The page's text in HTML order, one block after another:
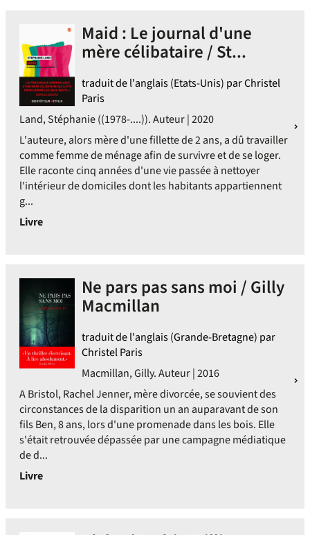
Maid : Le journal d'une
mère célibataire / St...
traduit de l'anglais (Etats-Unis) par Christel
Paris
Land, Stéphanie ((1978-....)). Auteur | 2020
L'auteure, alors mère d'une fillette de 2 ans, a dû travailler
comme femme de ménage afin de survivre et de se loger.
Elle raconte cinq années d'une vie passée à nettoyer
l'intérieur de domiciles dont les habitants appartiennent
g...
Livre
Ne pars pas sans moi / Gilly
Macmillan
traduit de l'anglais (Grande-Bretagne) par
Christel Paris
Macmillan, Gilly. Auteur | 2016
A Bristol, Rachel Jenner, mère divorcée, se souvient des
circonstances de la disparition un an auparavant de son
fils Ben, 8 ans, lors d'une promenade dans les bois. Elle
s'était retrouvée dépassée par une campagne médiatique
de d...
Livre